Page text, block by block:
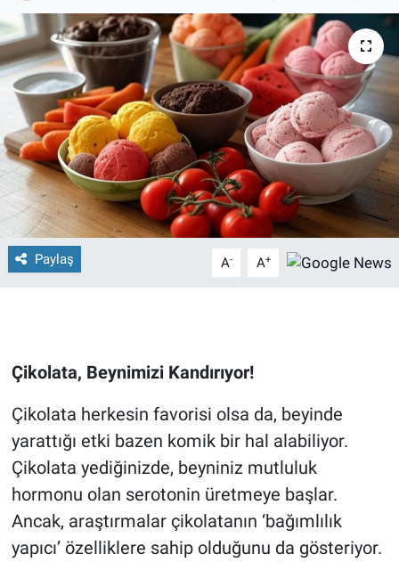
Paylaş A- A+
Çikolata, Beynimizi Kandırıyor!
Çikolata herkesin favorisi olsa da, beyinde
yarattığı etki bazen komik bir hal alabiliyor.
Çikolata yediğinizde, beyniniz mutluluk
hormonu olan serotonin üretmeye başlar.
Ancak, araştırmalar çikolatanın ‘bağımlılık
yapıcı’ özelliklere sahip olduğunu da gösteriyor.